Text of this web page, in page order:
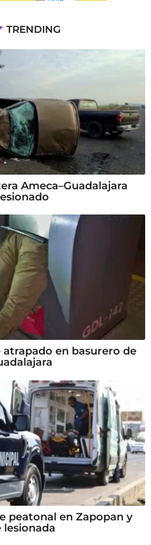
TRENDING
Ameca–Guadalajara
en basurero de
peatonal en Zapopan y